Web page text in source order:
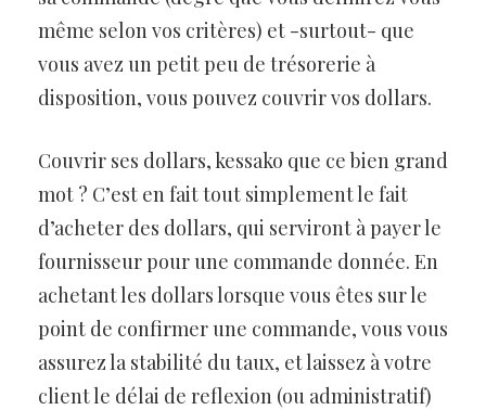
même selon vos critères) et -surtout- que
vous avez un petit peu de trésorerie à
disposition, vous pouvez couvrir vos dollars.
Couvrir ses dollars, kessako que ce bien grand
mot ? C’est en fait tout simplement le fait
d’acheter des dollars, qui serviront à payer le
fournisseur pour une commande donnée. En
achetant les dollars lorsque vous êtes sur le
point de confirmer une commande, vous vous
assurez la stabilité du taux, et laissez à votre
client le délai de reflexion (ou administratif)